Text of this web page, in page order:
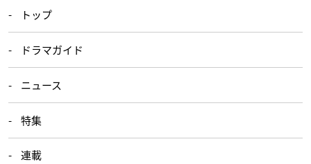
トップ
ドラマガイド
ニュース
特集
連載